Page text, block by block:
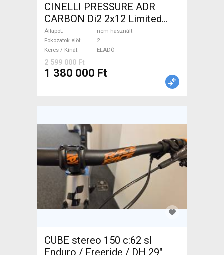
CINELLI PRESSURE ADR
CARBON Di2 2x12 Limited
1of50 0km ÚJ! Országúti
tárcsafék nem használt
ELADÓ
Állapot
nem használt
Fokozatok elöl
2
Keres / Kínál
ELADÓ
2 599 000 Ft
1 380 000 Ft
CUBE stereo 150 c:62 sl
Enduro / Freeride / DH 29"